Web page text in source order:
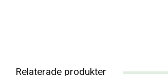
Relaterade produkter